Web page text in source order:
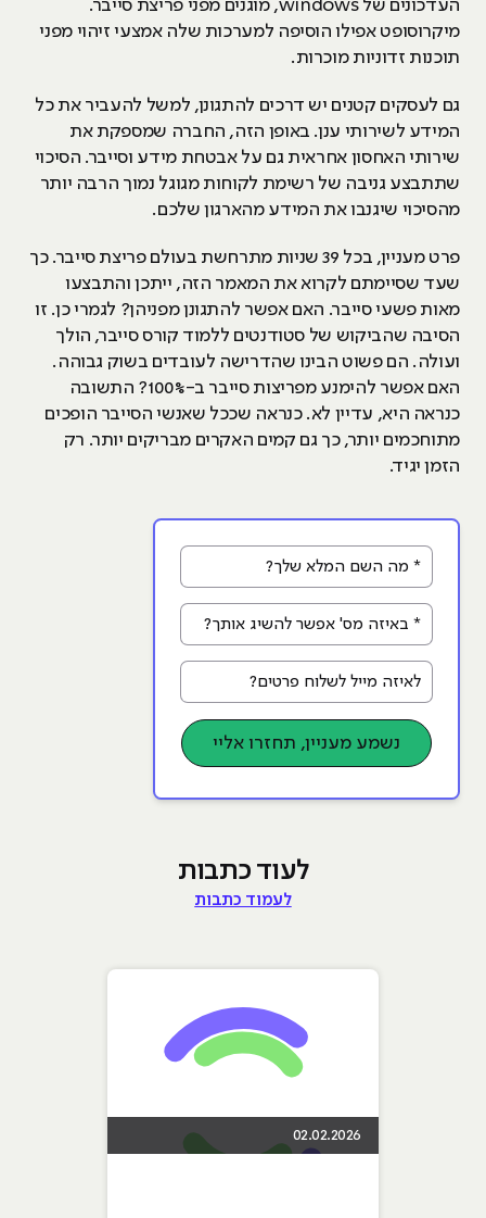
העדכונים של windows, מוגנים מפני פריצת סייבר.
מיקרוסופט אפילו הוסיפה למערכות שלה אמצעי זיהוי מפני
תוכנות זדוניות מוכרות.
גם לעסקים קטנים יש דרכים להתגונן, למשל להעביר את כל
המידע לשירותי ענן. באופן הזה, החברה שמספקת את
שירותי האחסון אחראית גם על אבטחת מידע וסייבר. הסיכוי
שתתבצע גניבה של רשימת לקוחות מגוגל נמוך הרבה יותר
מהסיכוי שיגנבו את המידע מהארגון שלכם.
פרט מעניין, בכל 39 שניות מתרחשת בעולם פריצת סייבר. כך
שעד שסיימתם לקרוא את המאמר הזה, ייתכן והתבצעו
מאות פשעי סייבר. האם אפשר להתגונן מפניהן? לגמרי כן. זו
הסיבה שהביקוש של סטודנטים ללמוד קורס סייבר, הולך
ועולה. הם פשוט הבינו שהדרישה לעובדים בשוק גבוהה.
האם אפשר להימנע מפריצות סייבר ב-100%? התשובה
כנראה היא, עדיין לא. כנראה שככל שאנשי הסייבר הופכים
מתוחכמים יותר, כך גם קמים האקרים מבריקים יותר. רק
הזמן יגיד.
* מה השם המלא שלך?
* באיזה מס' אפשר להשיג אותך?
לאיזה מייל לשלוח פרטים?
נשמע מעניין, תחזרו אליי
לעוד כתבות
לעמוד כתבות
02.02.2026